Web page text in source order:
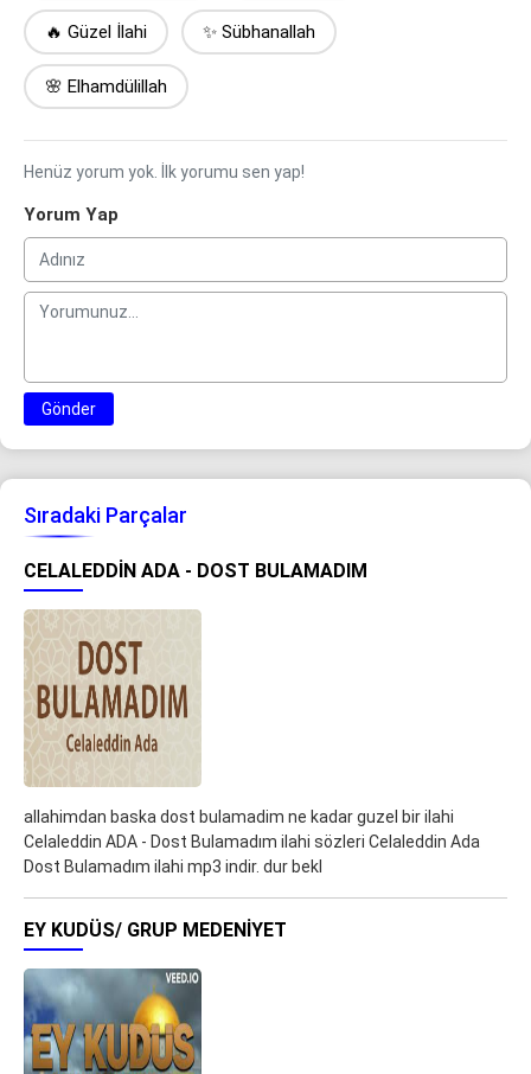
🔥 Güzel İlahi ✨ Sübhanallah
🌸 Elhamdülillah
Henüz yorum yok. İlk yorumu sen yap!
Yorum Yap
Gönder
Sıradaki Parçalar
CELALEDDIN ADA - DOST BULAMADIM
allahimdan baska dost bulamadim ne kadar guzel bir ilahi
Celaleddin ADA - Dost Bulamadım ilahi sözleri Celaleddin Ada
Dost Bulamadım ilahi mp3 indir. dur bekl
EY KUDÜS/ GRUP MEDENIYET